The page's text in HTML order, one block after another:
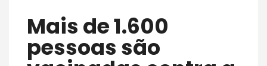
Mais de 1.600
pessoas são